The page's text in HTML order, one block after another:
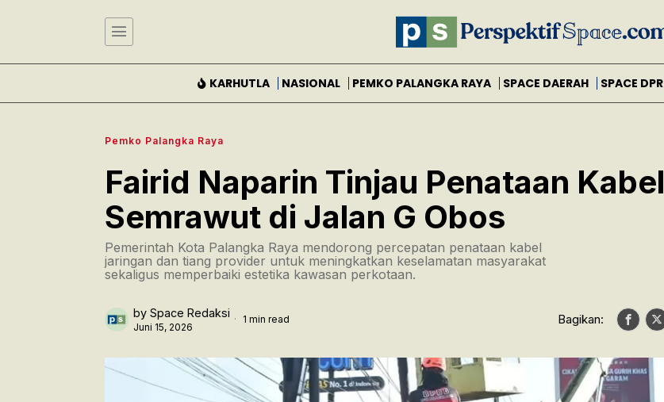
KARHUTLA NASIONAL PEMKO PALANGKA RAYA SPACE DAERAH SPACE DPR
Pemko Palangka Raya
Fairid Naparin Tinjau Penataan Kabel
Semrawut di Jalan G Obos
Pemerintah Kota Palangka Raya mendorong percepatan penataan kabel
jaringan dan tiang provider untuk meningkatkan keselamatan masyarakat
sekaligus memperbaiki estetika kawasan perkotaan.
by Space Redaksi
Juni 15, 2026
1 min read Bagikan: